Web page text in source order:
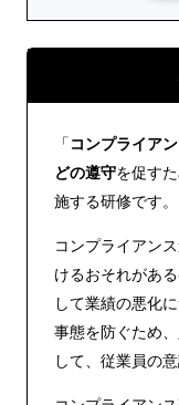
「 コンプライア
どの遵守を促す
施する研修です。
コンプライアン
けるおそれがあ
して業績の悪化
事態を防ぐため
して、従業員の